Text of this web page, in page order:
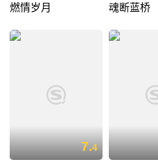
燃情岁月 魂断蓝桥
7.4